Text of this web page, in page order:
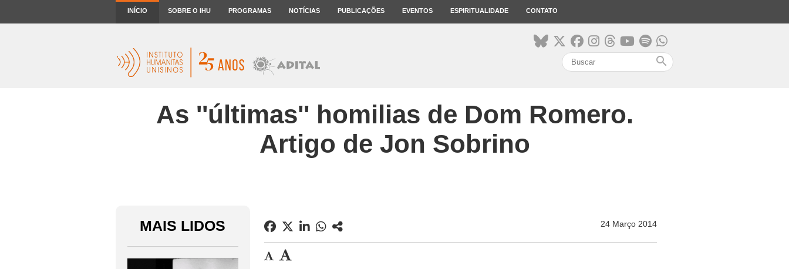
INÍCIO SOBRE O IHU PROGRAMAS NOTÍCIAS PUBLICAÇÕES EVENTOS ESPIRITUALIDADE CONTATO
search
As ''últimas'' homilias de Dom Romero.
Artigo de Jon Sobrino
MAIS LIDOS 24 Março 2014